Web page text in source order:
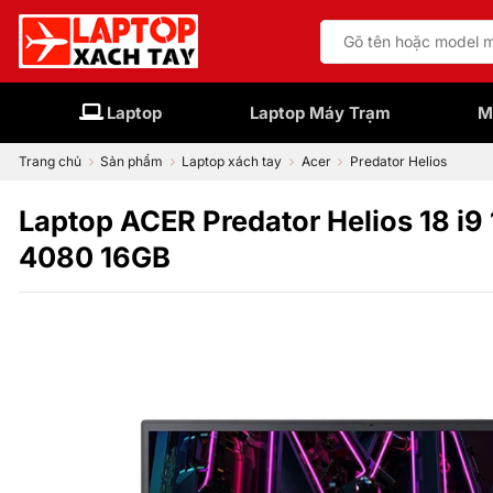
Bỏ
qua
nội
dung
Tìm
kiếm:
Laptop Laptop Máy Trạm
Trang chủ Sản phẩm Laptop xách tay Acer Predator Helios
Laptop ACER Predator Helios 18
4080 16GB